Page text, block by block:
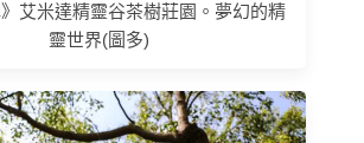
艾米達精靈谷茶樹莊園。夢幻的精
靈世界(圖多)